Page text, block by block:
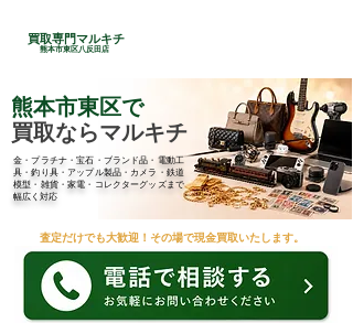
買取専門マルキチ
熊本市東区八反田店
熊本市東区で
買取ならマルキチ
金・プラチナ・宝石・ブランド品・電動工
具・釣り具・アップル製品・カメラ・鉄道
模型・雑貨・家電・コレクターグッズまで
幅広く対応
査定だけでも大歓迎！その場で現金買取いたします。